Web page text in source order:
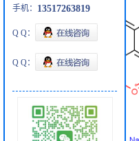
手机： 13517263819
Q Q：
Q Q：